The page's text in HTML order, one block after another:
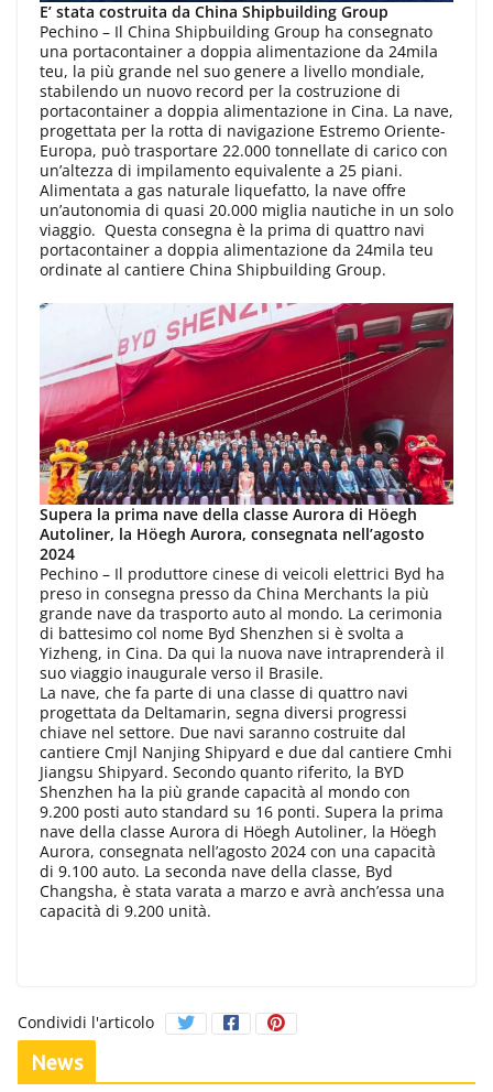
E’ stata costruita da China Shipbuilding Group
Pechino – Il China Shipbuilding Group ha consegnato
una portacontainer a doppia alimentazione da 24mila
teu, la più grande nel suo genere a livello mondiale,
stabilendo un nuovo record per la costruzione di
portacontainer a doppia alimentazione in Cina. La nave,
progettata per la rotta di navigazione Estremo Oriente-
Europa, può trasportare 22.000 tonnellate di carico con
un’altezza di impilamento equivalente a 25 piani.
Alimentata a gas naturale liquefatto, la nave offre
un’autonomia di quasi 20.000 miglia nautiche in un solo
viaggio. Questa consegna è la prima di quattro navi
portacontainer a doppia alimentazione da 24mila teu
ordinate al cantiere China Shipbuilding Group.
Supera la prima nave della classe Aurora di Höegh
Autoliner, la Höegh Aurora, consegnata nell’agosto
2024
Pechino – Il produttore cinese di veicoli elettrici Byd ha
preso in consegna presso da China Merchants la più
grande nave da trasporto auto al mondo. La cerimonia
di battesimo col nome Byd Shenzhen si è svolta a
Yizheng, in Cina. Da qui la nuova nave intraprenderà il
suo viaggio inaugurale verso il Brasile.
La nave, che fa parte di una classe di quattro navi
progettata da Deltamarin, segna diversi progressi
chiave nel settore. Due navi saranno costruite dal
cantiere Cmjl Nanjing Shipyard e due dal cantiere Cmhi
Jiangsu Shipyard. Secondo quanto riferito, la BYD
Shenzhen ha la più grande capacità al mondo con
9.200 posti auto standard su 16 ponti. Supera la prima
nave della classe Aurora di Höegh Autoliner, la Höegh
Aurora, consegnata nell’agosto 2024 con una capacità
di 9.100 auto. La seconda nave della classe, Byd
Changsha, è stata varata a marzo e avrà anch’essa una
capacità di 9.200 unità.
Condividi l'articolo
News